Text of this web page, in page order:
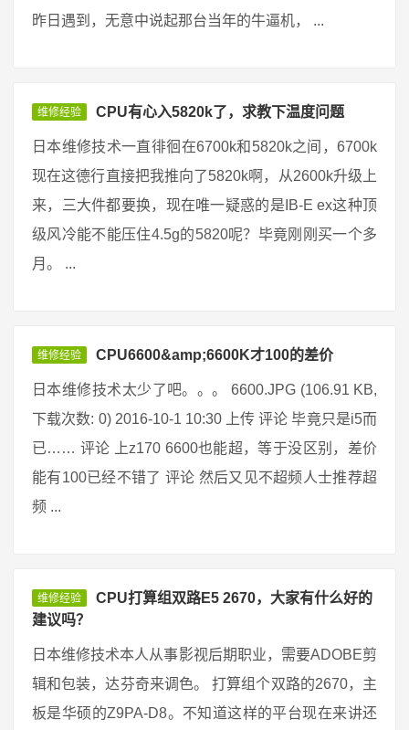
昨日遇到，无意中说起那台当年的牛逼机， ...
维修经验 CPU有心入5820k了，求教下温度问题
日本维修技术一直徘徊在6700k和5820k之间，6700k
现在这德行直接把我推向了5820k啊，从2600k升级上
来，三大件都要换，现在唯一疑惑的是IB-E ex这种顶
级风冷能不能压住4.5g的5820呢？毕竟刚刚买一个多
月。 ...
维修经验 CPU6600&amp;6600K才100的差价
日本维修技术太少了吧。。。 6600.JPG (106.91 KB,
下载次数: 0) 2016-10-1 10:30 上传 评论 毕竟只是i5而
已…… 评论 上z170 6600也能超，等于没区别，差价
能有100已经不错了 评论 然后又见不超频人士推荐超
频 ...
维修经验
CPU打算组双路E5 2670，大家有什么好的
建议吗？
日本维修技术本人从事影视后期职业，需要ADOBE剪
辑和包装，达芬奇来调色。 打算组个双路的2670，主
板是华硕的Z9PA-D8。不知道这样的平台现在来讲还